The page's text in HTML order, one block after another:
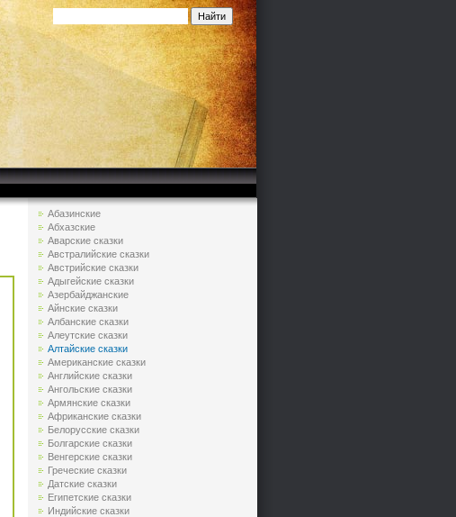
Абазинские
Абхазские
Аварские сказки
Австралийские сказки
Австрийские сказки
Адыгейские сказки
Азербайджанские
Айнские сказки
Албанские сказки
Алеутские сказки
Алтайские сказки
Американские сказки
Английские сказки
Ангольские сказки
Армянские сказки
Африканские сказки
Белорусские сказки
Болгарские сказки
Венгерские сказки
Греческие сказки
Датские сказки
Египетские сказки
Индийские сказки